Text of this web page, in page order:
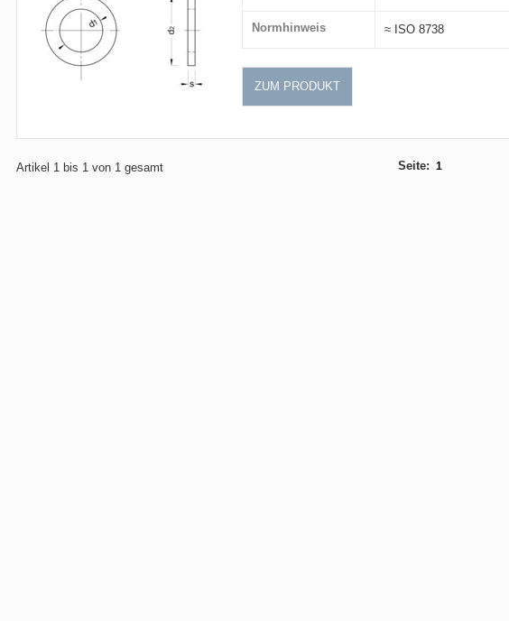
Normhinweis ≈ ISO 8738
ZUM PRODUKT
Artikel 1 bis 1 von 1 gesamt Seite: 1